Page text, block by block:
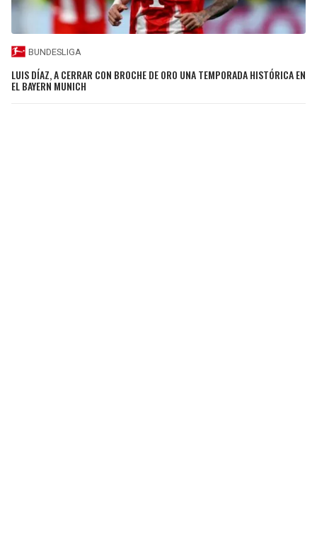
BUNDESLIGA
LUIS DÍAZ, A CERRAR CON BROCHE DE ORO UNA TEMPORADA HISTÓRICA EN
EL BAYERN MUNICH